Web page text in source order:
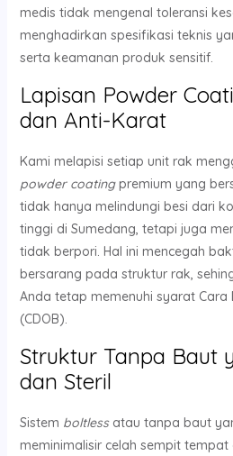
medis tidak mengenal toleransi
menghadirkan spesifikasi teknis
serta keamanan produk sensitif.
Lapisan Powder
dan Anti-Karat
Kami melapisi setiap unit rak
powder coatingpremium yang
tidak hanya melindungi besi dari
tinggi di Sumedang, tetapi juga
tidak berpori. Hal ini mencegah
bersarang pada struktur rak,
Anda tetap memenuhi syarat Cara
(CDOB).
Struktur Tanpa Baut
dan Steril
Sistem boltlessatau tanpa baut
meminimalisir celah sempit tempat